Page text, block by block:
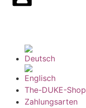
The-DUKE-Shop
Zahlungsarten